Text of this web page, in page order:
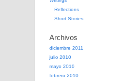
Reflections
Short Stories
Archivos
diciembre 2011
julio 2010
mayo 2010
febrero 2010